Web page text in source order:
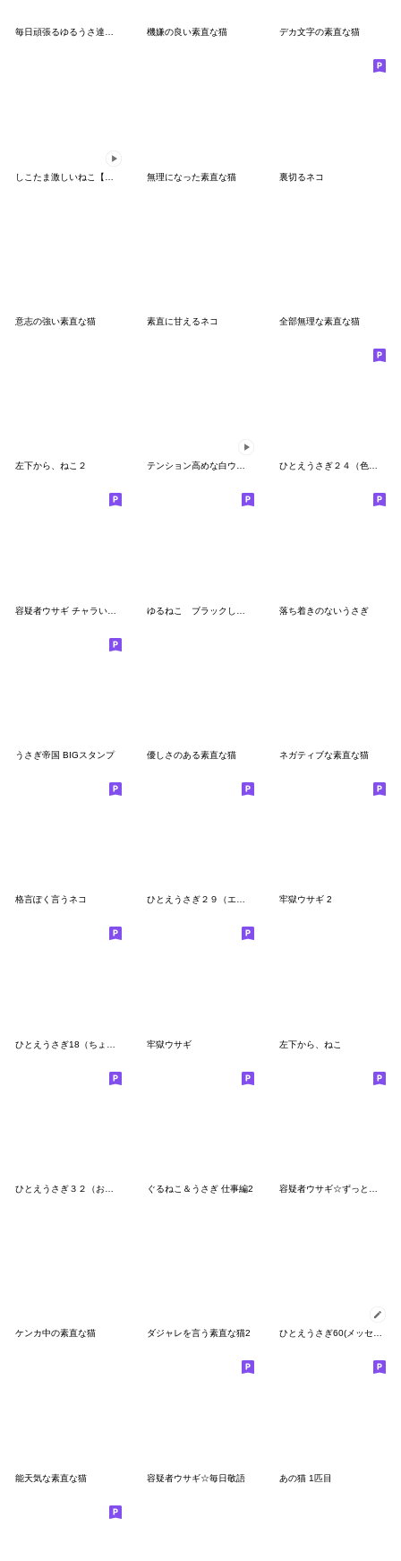
毎日頑張るゆるうさ達のスタンプ 機嫌の良い素直な猫 デカ文字の素直な猫
無理になった素直な猫 裏切るネコ
意志の強い素直な猫 素直に甘えるネコ 全部無理な素直な猫
左下から、ねこ２ テンション高めな白ウサギ8 ひとえうさぎ２４（色々捗る編）
落ち着きのないうさぎ
うさぎ帝国 BIGスタンプ 優しさのある素直な猫 ネガティブな素直な猫
格言ぽく言うネコ ひとえうさぎ２９（エトセトラ編） 牢獄ウサギ 2
牢獄ウサギ 左下から、ねこ
ぐるねこ＆うさぎ 仕事編2
ケンカ中の素直な猫 ダジャレを言う素直な猫2 ひとえうさぎ60(メッセージ編)
能天気な素直な猫 容疑者ウサギ☆毎日敬語 あの猫 1匹目